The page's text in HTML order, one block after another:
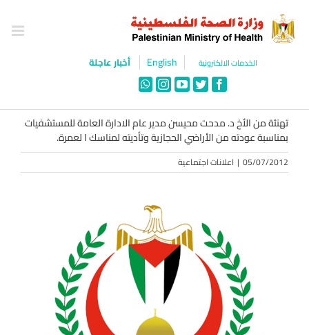
content
الخدمات الالكترونية English أخبار عاجلة
Facebook
Twitter
YouTube
Instagram
WhatsApp
تهنئة من الأخ د. مدحت محيسن مدير عام الادارة العامة للمستشفيات
بمناسبة عودته من الأراضي الحجازية وتأديته لمناسك ا لعمرة.
05/07/2012
| اعلانات اجتماعية